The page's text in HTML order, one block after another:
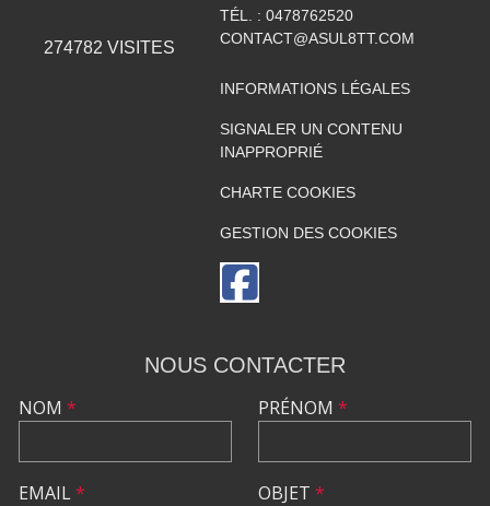
274782 VISITES
TÉL. : 0478762520
CONTACT@ASUL8TT.COM
INFORMATIONS LÉGALES
SIGNALER UN CONTENU
INAPPROPRIÉ
CHARTE COOKIES
GESTION DES COOKIES
NOUS CONTACTER
NOM *
EMAIL*
PRÉNOM *
OBJET *